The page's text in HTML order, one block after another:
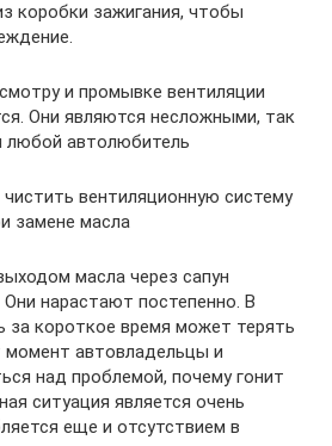
коробки зажигания, чтобы
и промывке вентиляции
Они являются несложными, так
любой автолюбитель
вентиляционную систему
замене масла
масла через сапун
Они нарастают постепенно. В
за короткое время может терять
момент автовладельцы и
над проблемой, почему гонит
ситуация является очень
еще и отсутствием в